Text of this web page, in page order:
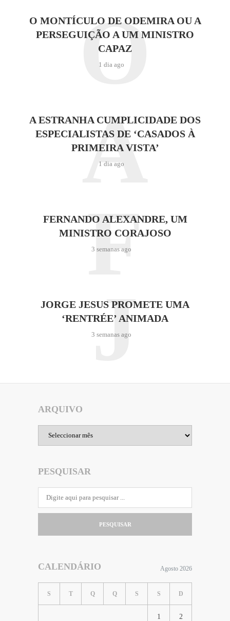
O MONTÍCULO DE ODEMIRA OU A
PERSEGUIÇÃO A UM MINISTRO
CAPAZ
1 dia ago
O
A ESTRANHA CUMPLICIDADE DOS
ESPECIALISTAS DE ‘CASADOS À
PRIMEIRA VISTA’
1 dia ago
A
FERNANDO ALEXANDRE, UM
MINISTRO CORAJOSO
3 semanas ago
F
JORGE JESUS PROMETE UMA
‘RENTRÉE’ ANIMADA
3 semanas ago
J
ARQUIVO
PESQUISAR
PESQUISAR
CALENDÁRIO Agosto 2026
S T Q Q S S D
1 2